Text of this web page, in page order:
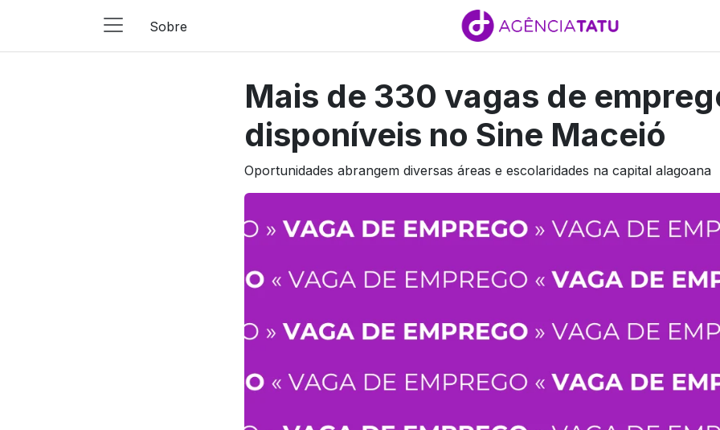
Sobre
Mais de 330 vagas de
disponíveis no Sine Maceió
Oportunidades abrangem diversas áreas e escolaridades na capital alagoana